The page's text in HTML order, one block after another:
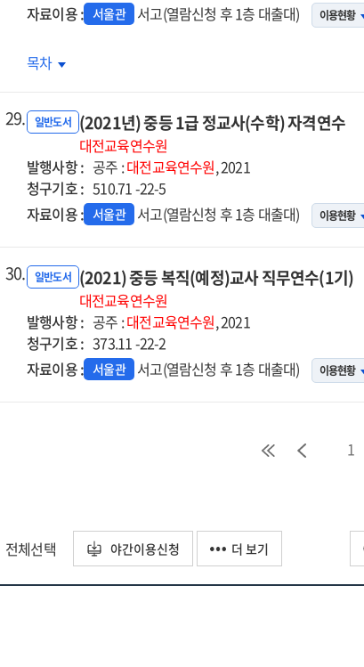
자료이용 : 서울관 서고(열람신청 후 1층 대출대) 이용현황
유
교
장
자격
시
정책연수
목차
29. 일반도서 (2021년) 중등 1급 정교사(수학) 자격연수
대전교육연수원
발행사항 : 공주 :대전교육연수원, 2021
청구기호 : 510.71 -22-5
자료이용 : 서울관 서고(열람신청 후 1층 대출대) 이용현황
30. 일반도서 (2021) 중등 복직(예정)교사 직무연수(1기)
대전교육연수원
발행사항 : 공주 :대전교육연수원, 2021
청구기호 : 373.11 -22-2
자료이용 : 서울관 서고(열람신청 후 1층 대출대) 이용현황
1
전체선택 야간이용신청 더 보기